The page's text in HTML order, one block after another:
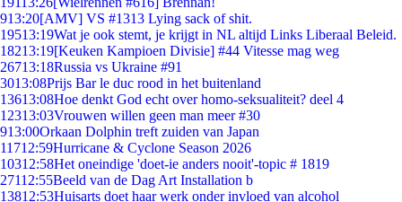
913:20[AMV] VS #1313 Lying sack of shit.
19513:19Wat je ook stemt, je krijgt in NL altijd Links Liberaal Beleid.
18213:19[Keuken Kampioen Divisie] #44 Vitesse mag weg
26713:18Russia vs Ukraine #91
3013:08Prijs Bar le duc rood in het buitenland
13613:08Hoe denkt God echt over homo-seksualiteit? deel 4
12313:03Vrouwen willen geen man meer #30
913:00Orkaan Dolphin treft zuiden van Japan
11712:59Hurricane & Cyclone Season 2026
10312:58Het oneindige 'doet-ie anders nooit'-topic # 1819
27112:55Beeld van de Dag Art Installation b
13812:53Huisarts doet haar werk onder invloed van alcohol